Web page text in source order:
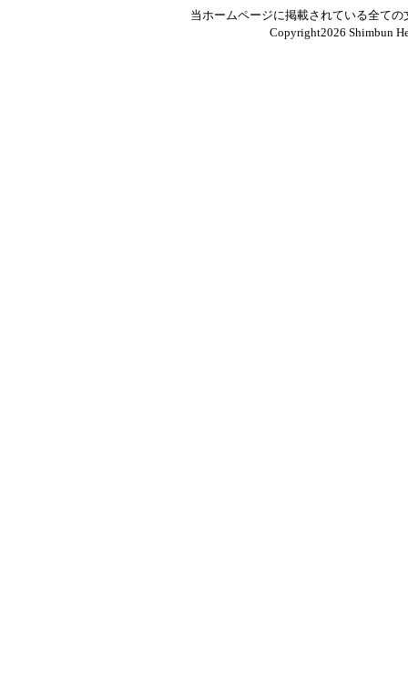
当ホームページに掲載されている全て
Copyright2026 Shimbun